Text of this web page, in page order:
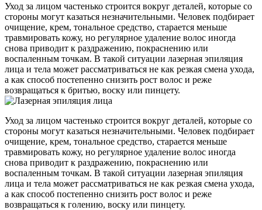
Уход за лицом частенько строится вокруг деталей, которые со
стороны могут казаться незначительными. Человек подбирает
очищение, крем, тональное средство, старается меньше
травмировать кожу, но регулярное удаление волос иногда
снова приводит к раздражению, покраснению или
воспаленным точкам. В такой ситуации лазерная эпиляция
лица и тела может рассматриваться не как резкая смена ухода,
а как способ постепенно снизить рост волос и реже
возвращаться к бритью, воску или пинцету.
Уход за лицом частенько строится вокруг деталей, которые со
стороны могут казаться незначительными. Человек подбирает
очищение, крем, тональное средство, старается меньше
травмировать кожу, но регулярное удаление волос иногда
снова приводит к раздражению, покраснению или
воспаленным точкам. В такой ситуации лазерная эпиляция
лица и тела может рассматриваться не как резкая смена ухода,
а как способ постепенно снизить рост волос и реже
возвращаться к голению, воску или пинцету.